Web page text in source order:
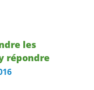
les
répondre